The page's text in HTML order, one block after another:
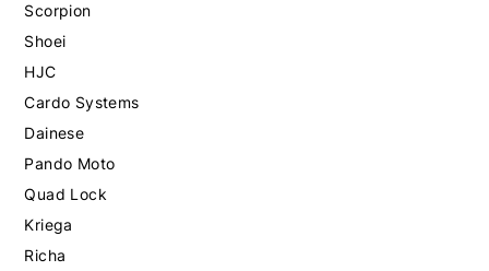
Scorpion
Shoei
HJC
Cardo Systems
Dainese
Pando Moto
Quad Lock
Kriega
Richa